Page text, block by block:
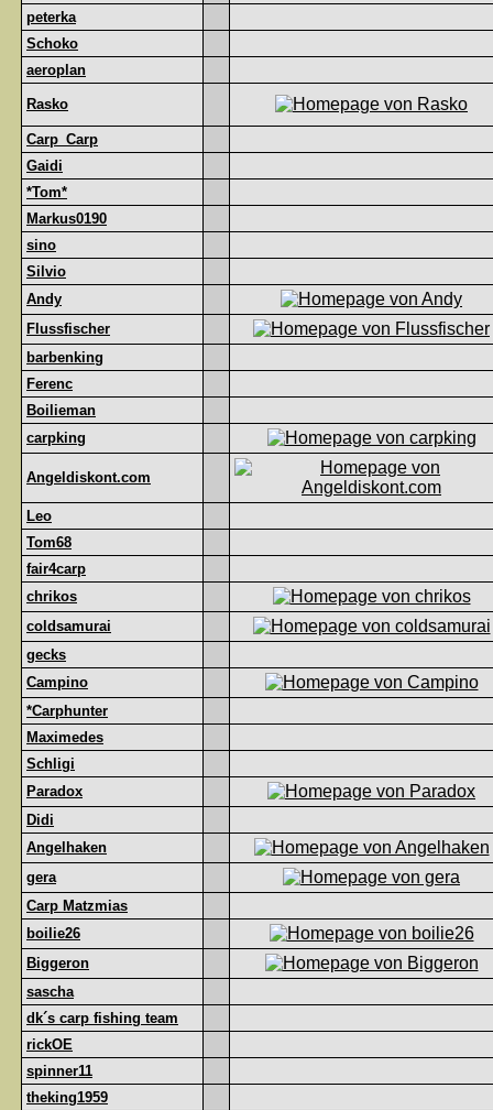
peterka
Schoko
aeroplan
Rasko
Carp_Carp
Gaidi
*Tom*
Markus0190
sino
Silvio
Andy
Flussfischer
barbenking
Ferenc
Boilieman
carpking
Angeldiskont.com
Leo
Tom68
fair4carp
chrikos
coldsamurai
gecks
Campino
*Carphunter
Maximedes
Schligi
Paradox
Didi
Angelhaken
gera
Carp Matzmias
boilie26
Biggeron
sascha
dk´s carp fishing team
rickOE
spinner11
theking1959